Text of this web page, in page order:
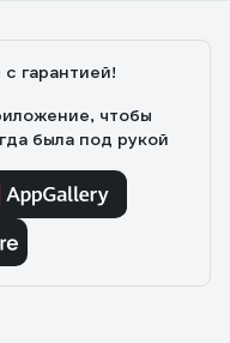
ключа -
гарантией!
чтобы
была под рукой